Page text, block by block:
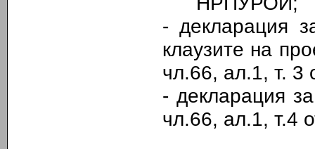
- декларация
клаузите на
чл.66, ал.1, т.
- декларация
чл.66, ал.1,